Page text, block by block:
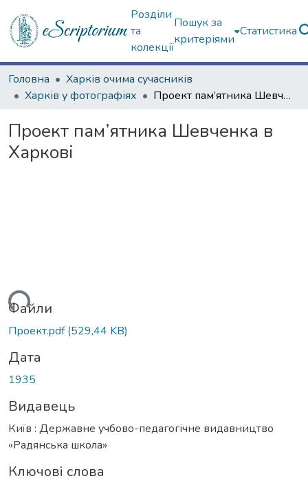
Розділи
та
колекції
Пошук за
критеріями
Статистика
Головна
Харків очима сучасників
Харків у фотографіях
Проект пам’ятника Шевченка в Харкові
Проект пам’ятника Шевченка в
Харкові
Файли
Проект.pdf(529,44 KB)
Дата
1935
Видавець
Київ : Державне учбово-педагогічне видавництво
«Радянська школа»
Ключові слова